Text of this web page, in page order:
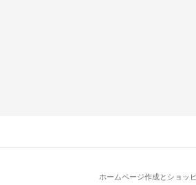
ホームページ作成とショッ